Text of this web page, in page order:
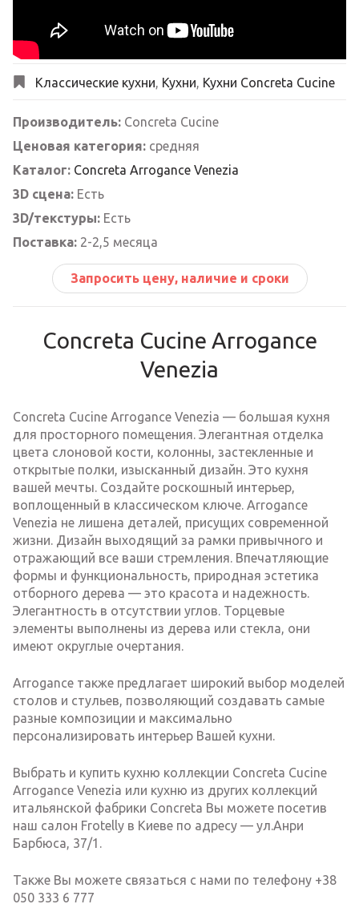
Классические кухни, Кухни, Кухни Concreta Cucine
Производитель: Concreta Cucine
Ценовая категория: средняя
Каталог: Concreta Arrogance Venezia
3D сцена: Есть
3D/текстуры: Есть
Поставка: 2-2,5 месяца
Запросить цену, наличие и сроки
Concreta Cucine Arrogance
Venezia
Concreta Cucine Arrogance Venezia — большая кухня
для просторного помещения. Элегантная отделка
цвета слоновой кости, колонны, застекленные и
открытые полки, изысканный дизайн. Это кухня
вашей мечты. Создайте роскошный интерьер,
воплощенный в классическом ключе. Arrogance
Venezia не лишена деталей, присущих современной
жизни. Дизайн выходящий за рамки привычного и
отражающий все ваши стремления. Впечатляющие
формы и функциональность, природная эстетика
отборного дерева — это красота и надежность.
Элегантность в отсутствии углов. Торцевые
элементы выполнены из дерева или стекла, они
имеют округлые очертания.
Arrogance также предлагает широкий выбор моделей
столов и стульев, позволяющий создавать самые
разные композиции и максимально
персонализировать интерьер Вашей кухни.
Выбрать и купить кухню коллекции Concreta Cucine
Arrogance Venezia или кухню из других коллекций
итальянской фабрики Concreta Вы можете посетив
наш салон Frotelly в Киеве по адресу — ул.Анри
Барбюса, 37/1.
Также Вы можете связаться с нами по телефону +38
050 333 6 777